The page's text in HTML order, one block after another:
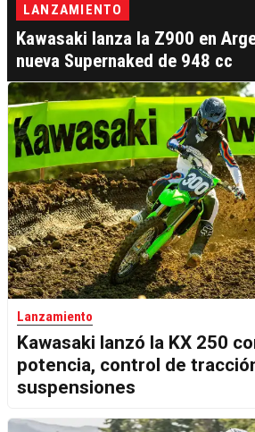
LANZAMIENTO
Kawasaki lanza la Z900 en
nueva Supernaked de 948 cc
Lanzamiento
Kawasaki lanzó la KX 250
potencia, control de
suspensiones